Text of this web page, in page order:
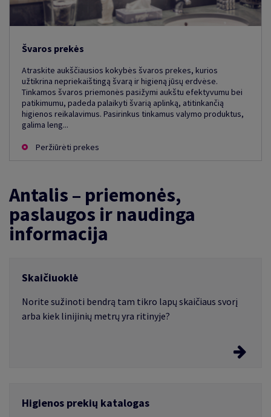
Švaros prekės
Atraskite aukščiausios kokybės švaros prekes, kurios
užtikrina nepriekaištingą švarą ir higieną jūsų erdvėse.
Tinkamos švaros priemonės pasižymi aukštu efektyvumu bei
patikimumu, padeda palaikyti švarią aplinką, atitinkančią
higienos reikalavimus. Pasirinkus tinkamus valymo produktus,
galima leng...
Peržiūrėti prekes
Antalis – priemonės,
paslaugos ir naudinga
informacija
Skaičiuoklė
Norite sužinoti bendrą tam tikro lapų skaičiaus svorį
arba kiek linijinių metrų yra ritinyje?
Norite sužinoti bendrą tam tikro lapų skaičiaus svorį
Higienos prekių katalogas